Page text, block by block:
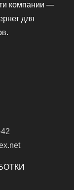
компании —
для